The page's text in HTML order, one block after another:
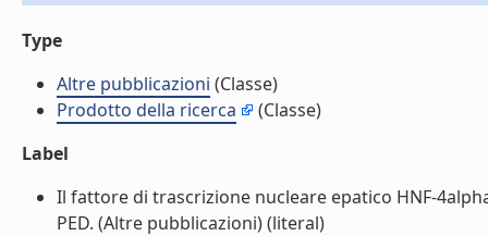
Type
Altre pubblicazioni (Classe)
Prodotto della ricerca
(Classe)
Label
Il fattore di trascrizione nucleare epatico HNF-
PED. (Altre pubblicazioni) (literal)